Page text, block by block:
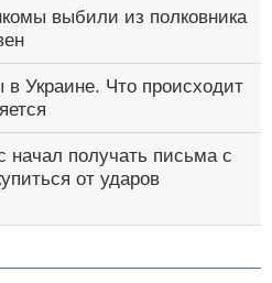
выбили из полковника
в Украине. Что происходит
начал получать письма с
от ударов